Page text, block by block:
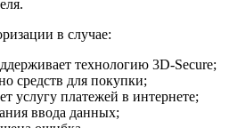
в случае:
технологию 3D-Secure;
средств для покупки;
услугу платежей в интернете;
ввода данных;